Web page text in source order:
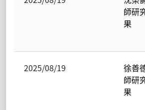
師研
果
2025/08/19
徐善
師研
果